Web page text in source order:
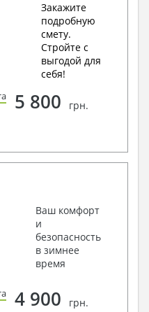
Закажите
подробную
смету.
Стройте с
выгодой для
себя!
5 800 грн.
Ваш комфорт
и
безопасность
в зимнее
время
4 900 грн.